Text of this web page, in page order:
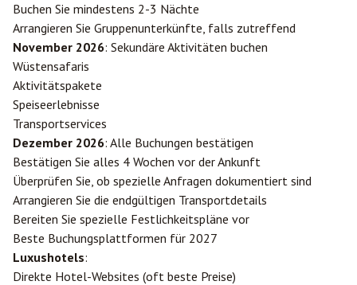
Buchen Sie mindestens 2-3 Nächte
Arrangieren Sie Gruppenunterkünfte, falls zutreffend
November 2026: Sekundäre Aktivitäten buchen
Wüstensafaris
Aktivitätspakete
Speiseerlebnisse
Transportservices
Dezember 2026: Alle Buchungen bestätigen
Bestätigen Sie alles 4 Wochen vor der Ankunft
Überprüfen Sie, ob spezielle Anfragen dokumentiert sind
Arrangieren Sie die endgültigen Transportdetails
Bereiten Sie spezielle Festlichkeitspläne vor
Beste Buchungsplattformen für 2027
Luxushotels:
Direkte Hotel-Websites (oft beste Preise)